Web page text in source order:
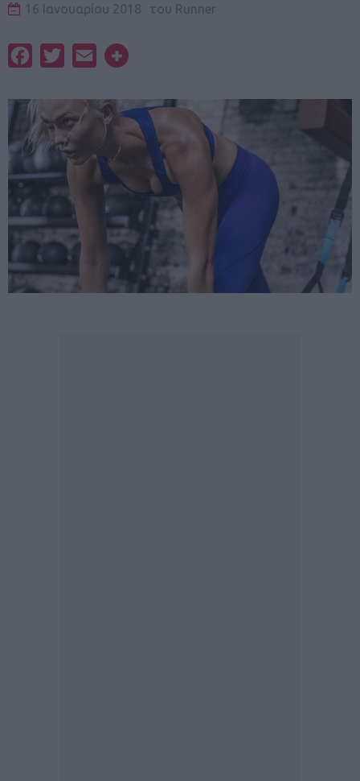
16 Ιανουαρίου 2018 του Runner
FacebookTwitterEmail